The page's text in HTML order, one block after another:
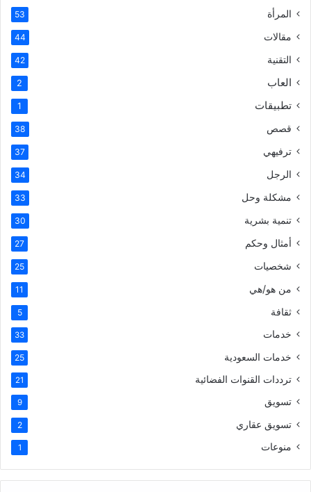
المرأة 53
مقالات 44
التقنية 42
العاب 2
تطبيقات 1
قصص 38
ترفيهي 37
الرجل 34
مشكلة وحل 33
تنمية بشرية 30
أمثال وحكم 27
شخصيات 25
من هو/هي 11
ثقافة 5
خدمات 33
خدمات السعودية 25
ترددات القنوات الفضائية 21
تسويق 9
تسويق عقاري 2
منوعات 1